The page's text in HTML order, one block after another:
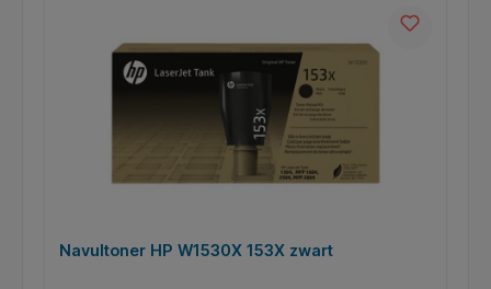
Navultoner HP W1530X 153X zwart